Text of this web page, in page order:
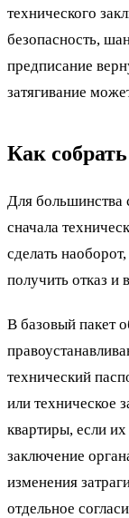
технического
безопасность,
предписание
затягивание
Как
Для большинства
сначала
сделать
получить отказ и
В базовый пакет
технический
или техническое
квартиры, если
заключение
изменения
отдельное